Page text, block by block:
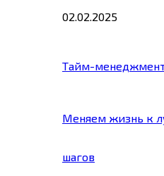
02.02.2025
Тайм-
Меняем жизнь к
шагов